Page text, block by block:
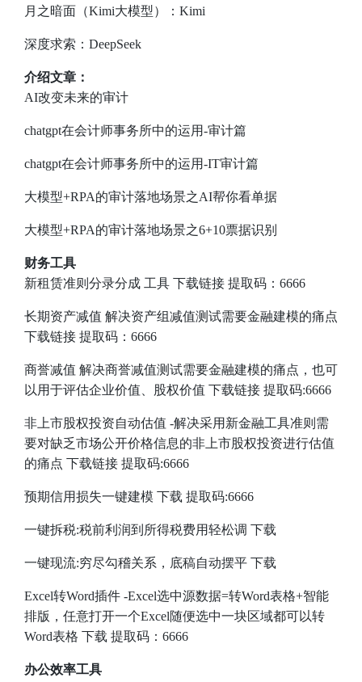
月之暗面（Kimi大模型）： Kimi
深度求索： DeepSeek
介绍文章：
AI改变未来的审计
chatgpt在会计师事务所中的运用-审计篇
chatgpt在会计师事务所中的运用-IT审计篇
大模型+RPA的审计落地场景之AI帮你看单据
大模型+RPA的审计落地场景之6+10票据识别
财务工具
新租赁准则分录分成 工具 下载链接 提取码：6666
长期资产减值 解决资产组减值测试需要金融建模的痛点
下载链接 提取码：6666
商誉减值 解决商誉减值测试需要金融建模的痛点，也可
以用于评估企业价值、股权价值 下载链接 提取码:6666
非上市股权投资自动估值 -解决采用新金融工具准则需
要对缺乏市场公开价格信息的非上市股权投资进行估值
的痛点 下载链接 提取码:6666
预期信用损失一键建模 下载 提取码:6666
一键拆税:税前利润到所得税费用轻松调 下载
一键现流:穷尽勾稽关系，底稿自动摆平 下载
Excel转Word插件 -Excel选中源数据=转Word表格+智能
排版，任意打开一个Excel随便选中一块区域都可以转
Word表格 下载 提取码：6666
办公效率工具